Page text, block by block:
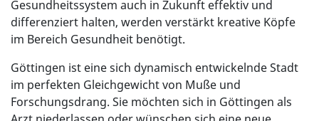
Gesundheitssystem auch in Zukunft effektiv und
differenziert halten, werden verstärkt kreative Köpfe
im Bereich Gesundheit benötigt.
Göttingen ist eine sich dynamisch entwickelnde Stadt
im perfekten Gleichgewicht von Muße und
Forschungsdrang. Sie möchten sich in Göttingen als